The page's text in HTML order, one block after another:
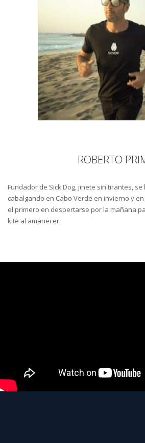
ROBERTO
Fundador de Sick Dog, jinete sin tirantes,
cabalgando en Cabo Verde en invierno y
el primero en despertarse por la mañana
kite al amanecer.